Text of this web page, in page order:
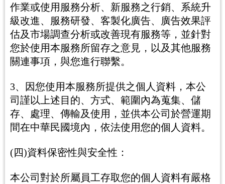
作業或使用服務分析、新服務之行銷、系統升
級改進、服務研發、客製化廣告、廣告效果評
估及市場調查分析或改善現有服務等，並針對
您於使用本服務所留存之意見，以及其他服務
關連事項，與您進行聯繫。
3、因您使用本服務所提供之個人資料，本公
司謹以上述目的、方式、範圍內為蒐集、儲
存、處理、傳輸及使用，並供本公司於營運期
間在中華民國境內，依法使用您的個人資料。
(四)資料保密性與安全性：
本公司對於所屬員工存取您的個人資料有嚴格